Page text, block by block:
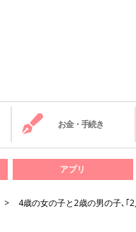
お金・手続き
アプリ
4歳の女の子と2歳の男の子､｢